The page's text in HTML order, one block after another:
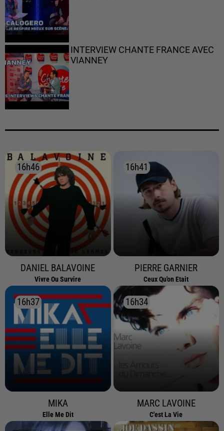
INTERVIEW CHANTE FRANCE AVEC
VIANNEY
16h46
16h46
DANIEL BALAVOINE
Vivre Ou Survire
16h41
16h41
PIERRE GARNIER
Ceux Qu'on Etait
16h37
16h37
MIKA
Elle Me Dit
16h34
16h34
MARC LAVOINE
C'est La Vie